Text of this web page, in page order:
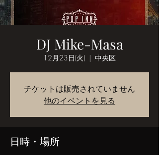
DJ Mike-Masa
12月23日(火)
  |
中央区
チケットは販売されていません
他のイベントを見る
日時・場所